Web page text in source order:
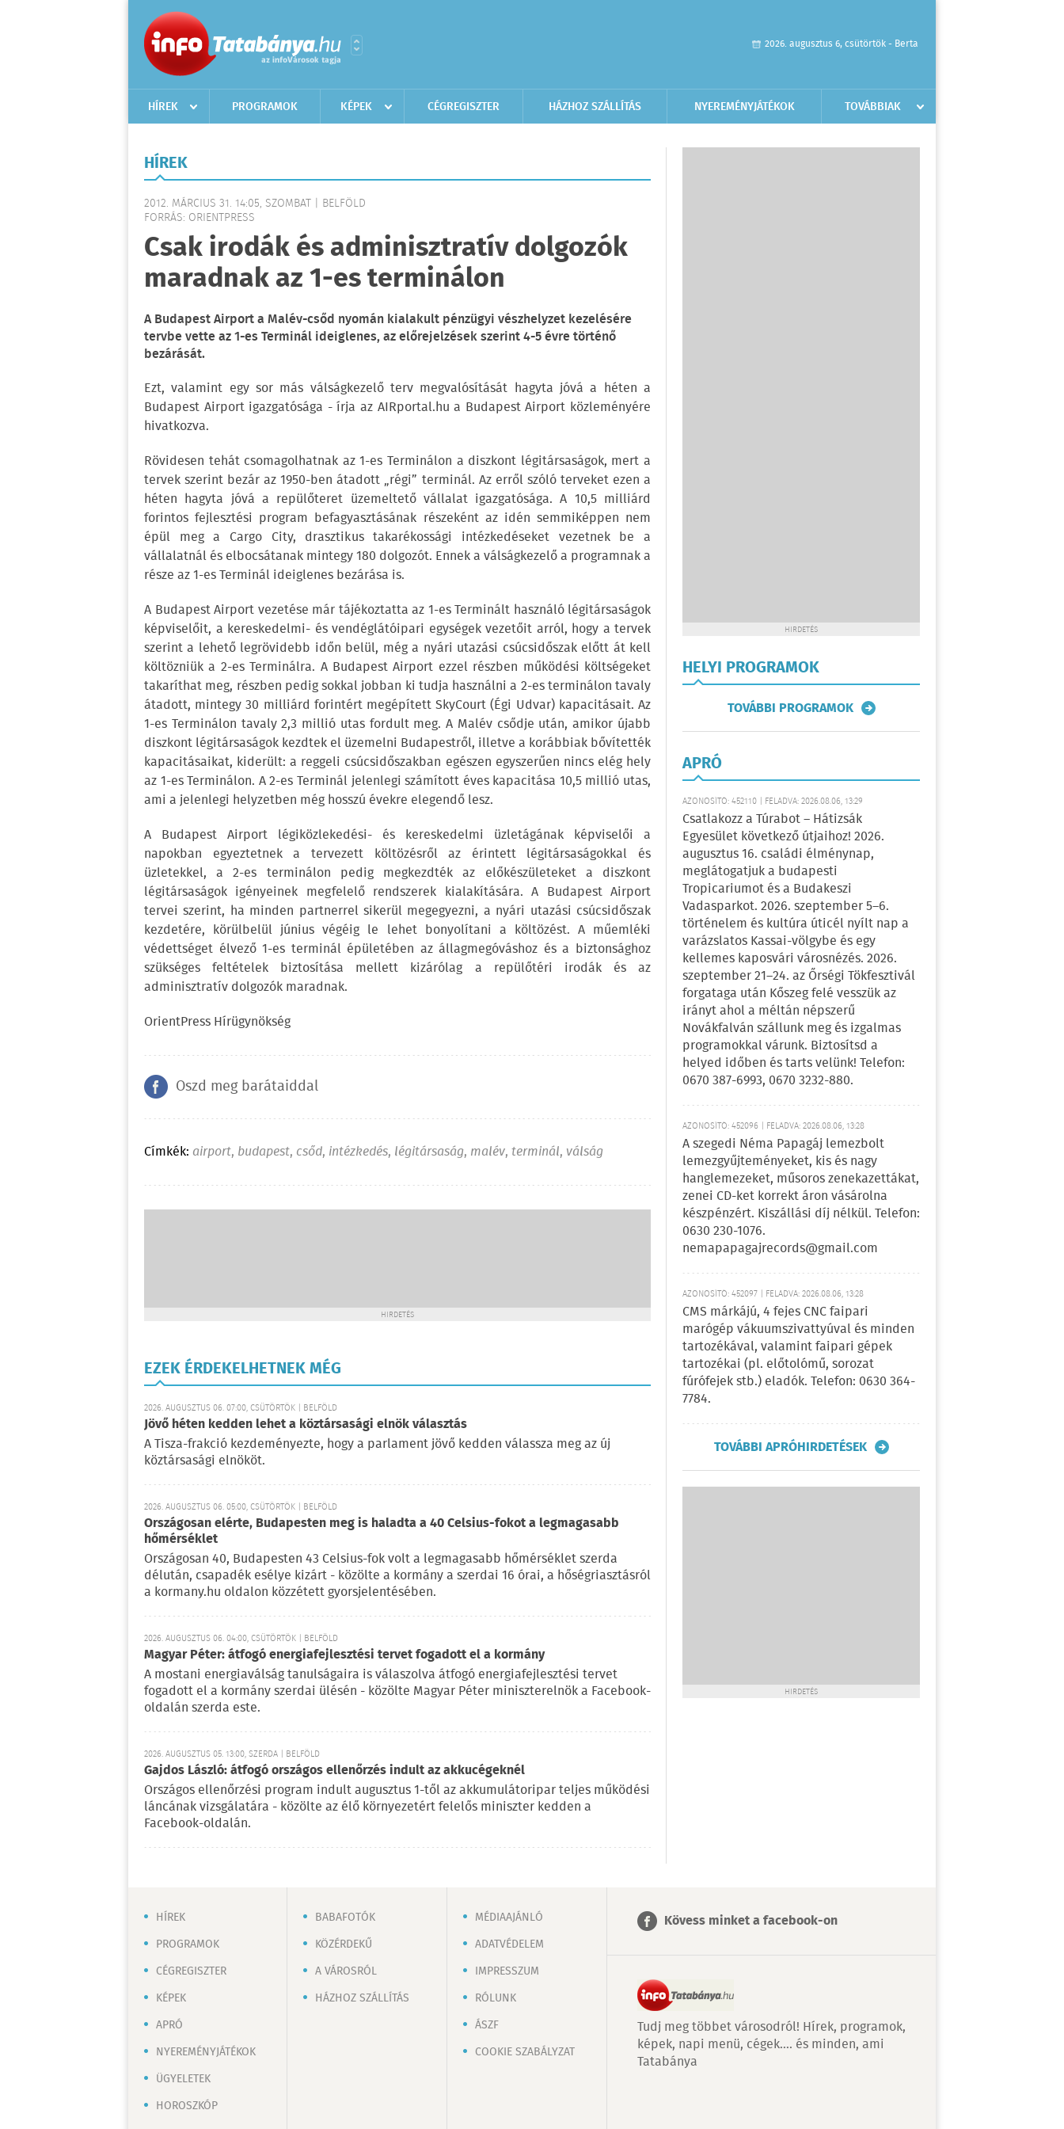
2026. augusztus 6, csütörtök - Berta
HÍREK PROGRAMOK KÉPEK CÉGREGISZTER HÁZHOZ SZÁLLÍTÁS NYEREMÉNYJÁTÉKOK TOVÁBBIAK
HÍREK
2012. MÁRCIUS 31. 14:05, SZOMBAT | BELFÖLD
FORRÁS: ORIENTPRESS
Csak irodák és adminisztratív dolgozók
maradnak az 1-es terminálon
A Budapest Airport a Malév-csőd nyomán kialakult pénzügyi vészhelyzet kezelésére
tervbe vette az 1-es Terminál ideiglenes, az előrejelzések szerint 4-5 évre történő
bezárását.
Ezt, valamint egy sor más válságkezelő terv megvalósítását hagyta jóvá a héten a
Budapest Airport igazgatósága - írja az AIRportal.hu a Budapest Airport közleményére
hivatkozva.
Rövidesen tehát csomagolhatnak az 1-es Terminálon a diszkont légitársaságok, mert a
tervek szerint bezár az 1950-ben átadott „régi” terminál. Az erről szóló terveket ezen a
héten hagyta jóvá a repülőteret üzemeltető vállalat igazgatósága. A 10,5 milliárd
forintos fejlesztési program befagyasztásának részeként az idén semmiképpen nem
épül meg a Cargo City, drasztikus takarékossági intézkedéseket vezetnek be a
vállalatnál és elbocsátanak mintegy 180 dolgozót. Ennek a válságkezelő a programnak a
része az 1-es Terminál ideiglenes bezárása is.
A Budapest Airport vezetése már tájékoztatta az 1-es Terminált használó légitársaságok
képviselőit, a kereskedelmi- és vendéglátóipari egységek vezetőit arról, hogy a tervek
szerint a lehető legrövidebb időn belül, még a nyári utazási csúcsidőszak előtt át kell
költözniük a 2-es Terminálra. A Budapest Airport ezzel részben működési költségeket
takaríthat meg, részben pedig sokkal jobban ki tudja használni a 2-es terminálon tavaly
átadott, mintegy 30 milliárd forintért megépített SkyCourt (Égi Udvar) kapacitásait. Az
1-es Terminálon tavaly 2,3 millió utas fordult meg. A Malév csődje után, amikor újabb
diszkont légitársaságok kezdtek el üzemelni Budapestről, illetve a korábbiak bővítették
kapacitásaikat, kiderült: a reggeli csúcsidőszakban egészen egyszerűen nincs elég hely
az 1-es Terminálon. A 2-es Terminál jelenlegi számított éves kapacitása 10,5 millió utas,
ami a jelenlegi helyzetben még hosszú évekre elegendő lesz.
A Budapest Airport légiközlekedési- és kereskedelmi üzletágának képviselői a
napokban egyeztetnek a tervezett költözésről az érintett légitársaságokkal és
üzletekkel, a 2-es terminálon pedig megkezdték az előkészületeket a diszkont
légitársaságok igényeinek megfelelő rendszerek kialakítására. A Budapest Airport
tervei szerint, ha minden partnerrel sikerül megegyezni, a nyári utazási csúcsidőszak
kezdetére, körülbelül június végéig le lehet bonyolítani a költözést. A műemléki
védettséget élvező 1-es terminál épületében az állagmegóváshoz és a biztonsághoz
szükséges feltételek biztosítása mellett kizárólag a repülőtéri irodák és az
adminisztratív dolgozók maradnak.
OrientPress Hírügynökség
Oszd meg barátaiddal
Címkék: airport, budapest, csőd, intézkedés, légitársaság, malév, terminál, válság
HIRDETÉS
EZEK ÉRDEKELHETNEK MÉG
2026. AUGUSZTUS 06. 07:00, CSÜTÖRTÖK | BELFÖLD
Jövő héten kedden lehet a köztársasági elnök választás
A Tisza-frakció kezdeményezte, hogy a parlament jövő kedden válassza meg az új
köztársasági elnököt.
2026. AUGUSZTUS 06. 05:00, CSÜTÖRTÖK | BELFÖLD
Országosan elérte, Budapesten meg is haladta a 40 Celsius-fokot a legmagasabb
hőmérséklet
Országosan 40, Budapesten 43 Celsius-fok volt a legmagasabb hőmérséklet szerda
délután, csapadék esélye kizárt - közölte a kormány a szerdai 16 órai, a hőségriasztásról
a kormany.hu oldalon közzétett gyorsjelentésében.
2026. AUGUSZTUS 06. 04:00, CSÜTÖRTÖK | BELFÖLD
Magyar Péter: átfogó energiafejlesztési tervet fogadott el a kormány
A mostani energiaválság tanulságaira is válaszolva átfogó energiafejlesztési tervet
fogadott el a kormány szerdai ülésén - közölte Magyar Péter miniszterelnök a Facebook-
oldalán szerda este.
2026. AUGUSZTUS 05. 13:00, SZERDA | BELFÖLD
Gajdos László: átfogó országos ellenőrzés indult az akkucégeknél
Országos ellenőrzési program indult augusztus 1-től az akkumulátoripar teljes működési
láncának vizsgálatára - közölte az élő környezetért felelős miniszter kedden a
Facebook-oldalán.
HIRDETÉS
HELYI PROGRAMOK
TOVÁBBI PROGRAMOK
APRÓ
AZONOSÍTÓ: 452110 | FELADVA: 2026.08.06, 13:29
Csatlakozz a Túrabot – Hátizsák
Egyesület következő útjaihoz! 2026.
augusztus 16. családi élménynap,
meglátogatjuk a budapesti
Tropicariumot és a Budakeszi
Vadasparkot. 2026. szeptember 5–6.
történelem és kultúra úticél nyílt nap a
varázslatos Kassai-völgybe és egy
kellemes kaposvári városnézés. 2026.
szeptember 21–24. az Őrségi Tökfesztivál
forgataga után Kőszeg felé vesszük az
irányt ahol a méltán népszerű
Novákfalván szállunk meg és izgalmas
programokkal várunk. Biztosítsd a
helyed időben és tarts velünk! Telefon:
0670 387-6993, 0670 3232-880.
AZONOSÍTÓ: 452096 | FELADVA: 2026.08.06, 13:28
A szegedi Néma Papagáj lemezbolt
lemezgyűjteményeket, kis és nagy
hanglemezeket, műsoros zenekazettákat,
zenei CD-ket korrekt áron vásárolna
készpénzért. Kiszállási díj nélkül. Telefon:
0630 230-1076.
nemapapagajrecords@gmail.com
AZONOSÍTÓ: 452097 | FELADVA: 2026.08.06, 13:28
CMS márkájú, 4 fejes CNC faipari
marógép vákuumszivattyúval és minden
tartozékával, valamint faipari gépek
tartozékai (pl. előtolómű, sorozat
fúrófejek stb.) eladók. Telefon: 0630 364-
7784.
TOVÁBBI APRÓHIRDETÉSEK
HIRDETÉS
HÍREK
PROGRAMOK
CÉGREGISZTER
KÉPEK
APRÓ
NYEREMÉNYJÁTÉKOK
ÜGYELETEK
HOROSZKÓP
BABAFOTÓK
KÖZÉRDEKŰ
A VÁROSRÓL
HÁZHOZ SZÁLLÍTÁS
MÉDIAAJÁNLÓ
ADATVÉDELEM
IMPRESSZUM
RÓLUNK
ÁSZF
COOKIE SZABÁLYZAT
Kövess minket a facebook-on
Tudj meg többet városodról! Hírek, programok,
képek, napi menü, cégek…. és minden, ami
Tatabánya